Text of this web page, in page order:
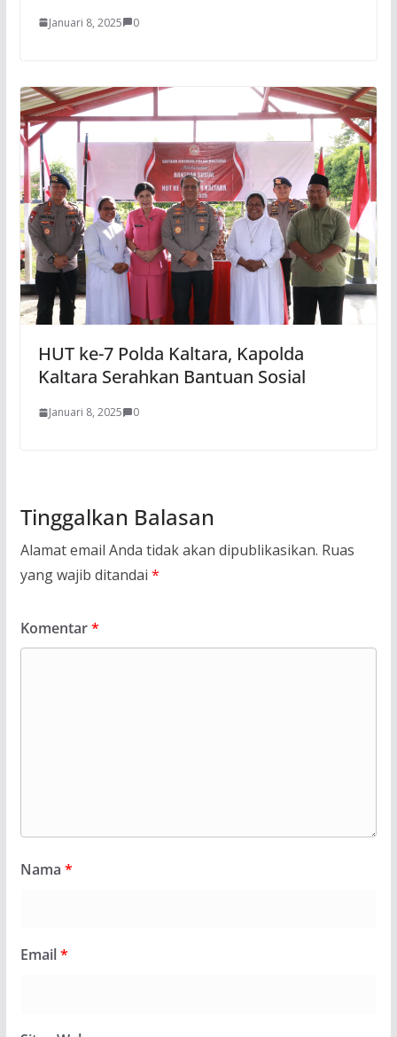
Januari 8, 2025 0
HUT ke-7 Polda Kaltara, Kapolda
Kaltara Serahkan Bantuan Sosial
Januari 8, 2025 0
Tinggalkan Balasan
Alamat email Anda tidak akan dipublikasikan. Ruas
yang wajib ditandai *
Komentar*
Nama *
Email*